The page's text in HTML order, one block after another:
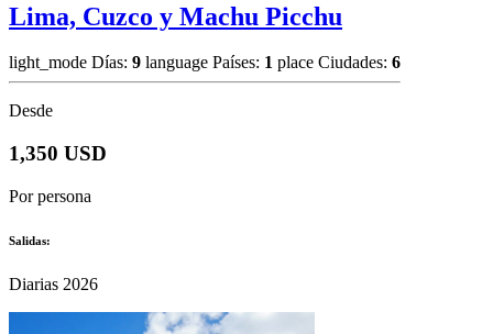
Lima, Cuzco y Machu Picchu
light_mode Días: 9 language Países: 1 place Ciudades: 6
Desde
1,350 USD
Por persona
Salidas:
Diarias 2026